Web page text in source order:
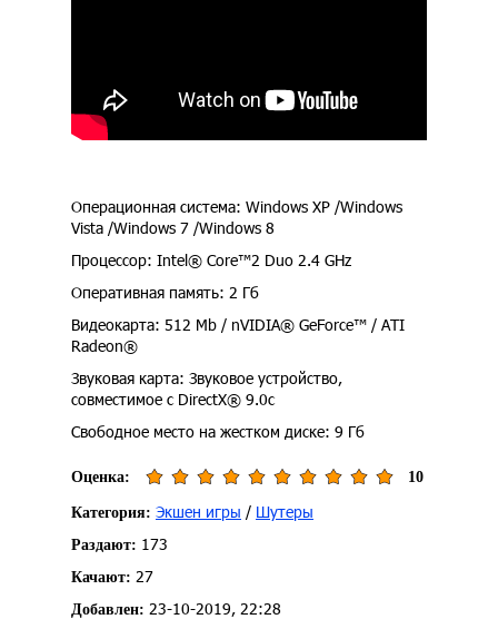
Операционная система: Windows XP /Windows
Vista /Windows 7 /Windows 8
Процессор: Intel® Core™2 Duo 2.4 GHz
Оперативная память: 2 Гб
Видеокарта: 512 Mb / nVIDIA® GeForce™ / ATI
Radeon®
Звуковая карта: Звуковое устройство,
совместимое с DirectX® 9.0с
Свободное место на жестком диске: 9 Гб
Оценка: 10
Категория: Экшен игры / Шутеры
Раздают: 173
Качают: 27
Добавлен: 23-10-2019, 22:28